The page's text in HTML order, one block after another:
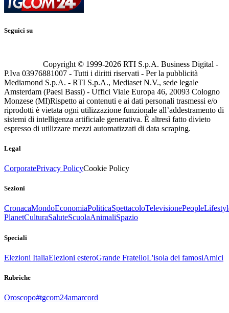
Seguici su
Copyright © 1999-2026 RTI S.p.A. Business Digital -
P.Iva 03976881007 - Tutti i diritti riservati - Per la pubblicità
Mediamond S.p.A. - RTI S.p.A., Mediaset N.V., sede legale
Amsterdam (Paesi Bassi) - Uffici Viale Europa 46, 20093 Cologno
Monzese (MI)Rispetto ai contenuti e ai dati personali trasmessi e/o
riprodotti è vietata ogni utilizzazione funzionale all’addestramento di
sistemi di intelligenza artificiale generativa. È altresì fatto divieto
espresso di utilizzare mezzi automatizzati di data scraping.
Legal
CorporatePrivacy PolicyCookie Policy
Sezioni
CronacaMondoEconomiaPoliticaSpettacoloTelevisionePeople
PlanetCulturaSaluteScuolaAnimaliSpazio
Speciali
Elezioni ItaliaElezioni esteroGrande FratelloL'isola dei famosiAmici
Rubriche
Oroscopo#tgcom24amarcord